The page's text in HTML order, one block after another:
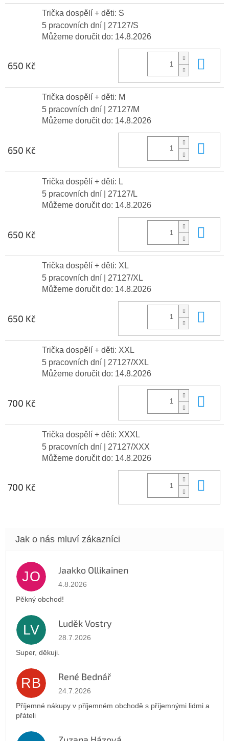
Trička dospělí + děti: S
5 pracovních dní
| 27127/S
Můžeme doručit do: 14.8.2026
650 Kč
Trička dospělí + děti: M
5 pracovních dní
| 27127/M
Můžeme doručit do: 14.8.2026
650 Kč
Trička dospělí + děti: L
5 pracovních dní
| 27127/L
Můžeme doručit do: 14.8.2026
650 Kč
Trička dospělí + děti: XL
5 pracovních dní
| 27127/XL
Můžeme doručit do: 14.8.2026
650 Kč
Trička dospělí + děti: XXL
5 pracovních dní
| 27127/XXL
Můžeme doručit do: 14.8.2026
700 Kč
Trička dospělí + děti: XXXL
5 pracovních dní
| 27127/XXX
Můžeme doručit do: 14.8.2026
700 Kč
JO Jaakko Ollikainen
Hodnocení obchodu je 5 z 5 hvězdiček.
4.8.2026
Pěkný obchod!
LV Luděk Vostry
Hodnocení obchodu je 5 z 5 hvězdiček.
28.7.2026
Super, děkuji.
RB René Bednář
Hodnocení obchodu je 5 z 5 hvězdiček.
24.7.2026
Příjemné nákupy v příjemném obchodě s příjemnými lidmi a
přáteli